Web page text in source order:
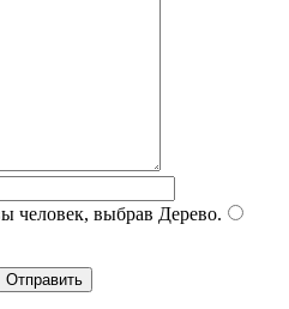
человек, выбрав Дерево.